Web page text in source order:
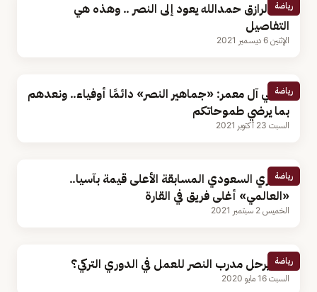
رياضة
عبدالرازق حمدالله يعود إلى النصر .. وهذه هي
التفاصيل
الإثنين 6 ديسمبر 2021
رياضة
مسلي آل معمر: «جماهير النصر» دائمًا أوفياء.. ونعدهم
بما يرضي طموحاتكم
السبت 23 أكتوبر 2021
رياضة
الدوري السعودي المسابقة الأعلى قيمة بآسيا..
«العالمي» أغلى فريق في القارة
الخميس 2 سبتمبر 2021
رياضة
هل يرحل مدرب النصر للعمل في الدوري التركي؟
السبت 16 مايو 2020